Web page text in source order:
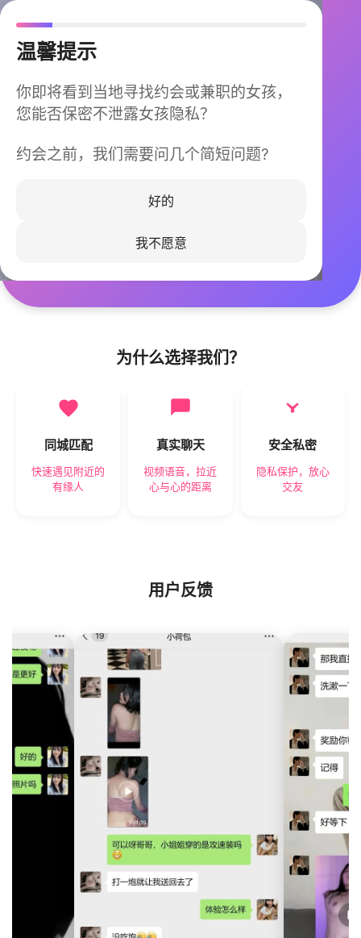
温馨提示
你即将看到当地寻找约会或兼职的女孩，
您能否保密不泄露女孩隐私？
约会之前，我们需要问几个简短问题?
好的
我不愿意
今晚不再孤单
同城快速匹配，马上认识身边的TA
立即下载
为什么选择我们？
同城匹配
快速遇见附近的
有缘人
真实聊天
视频语音，拉近
心与心的距离
安全私密
隐私保护，放心
交友
用户反馈